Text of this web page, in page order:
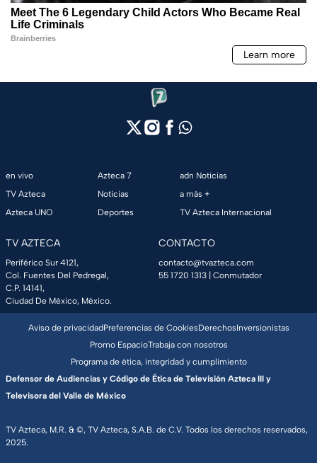
en vivo
TV Azteca
Azteca UNO
Azteca 7
Noticias
Deportes
adn Noticias
a más +
TV Azteca Internacional
TV AZTECA
Periférico Sur 4121,
Col. Fuentes Del Pedregal,
C.P. 14141,
Ciudad De México, México.
CONTACTO
contacto@tvazteca.com
55 1720 1313 | Conmutador
TV Azteca, M.R. & ©, TV Azteca, S.A.B. de C.V. Todos los derechos reservados,
2025.
Aviso de privacidadPreferencias de CookiesDerechosInversionistas
Promo EspacioTrabaja con nosotros
Programa de ética, integridad y cumplimiento
Defensor de Audiencias y Código de Ética de Televisión Azteca III y
Televisora del Valle de México